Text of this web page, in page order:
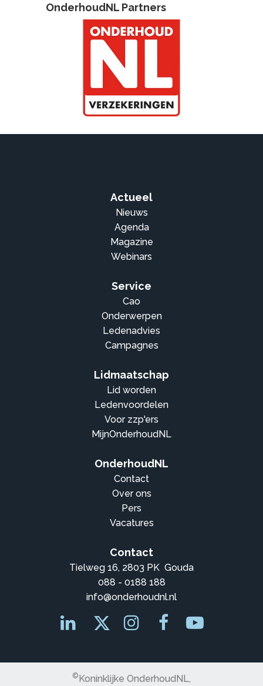
OnderhoudNL Partners
Actueel
Nieuws
Agenda
Magazine
Webinars
Service
Cao
Onderwerpen
Ledenadvies
Campagnes
Lidmaatschap
Lid worden
Ledenvoordelen
Voor zzp'ers
MijnOnderhoudNL
OnderhoudNL
Contact
Over ons
Pers
Vacatures
Contact
Tielweg 16, 2803 PK Gouda
088 - 0188 188
info@onderhoudnl.nl
© Koninklijke OnderhoudNL,